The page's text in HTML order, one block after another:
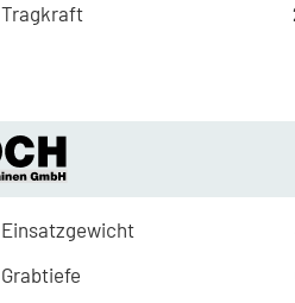
Tragkraft
Einsatzgewicht
Grabtiefe